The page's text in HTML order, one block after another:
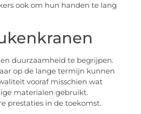
ook om hun handen te lang
duurzaamheid te begrijpen.
op de lange termijn kunnen
vooraf misschien wat
materialen gebruikt.
prestaties in de toekomst.